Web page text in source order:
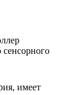
сенсорного
имеет